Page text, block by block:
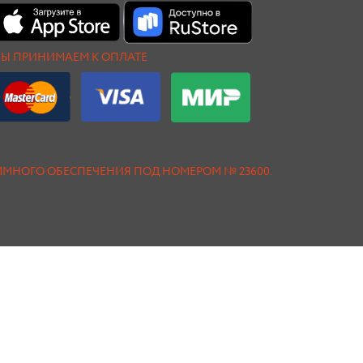
ПРИНИМАЕМ К ОПЛАТЕ
ОБЕСПЕЧЕНИЯ ПОД НОМЕРОМ № 23600.